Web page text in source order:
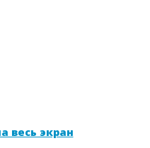
весь экран